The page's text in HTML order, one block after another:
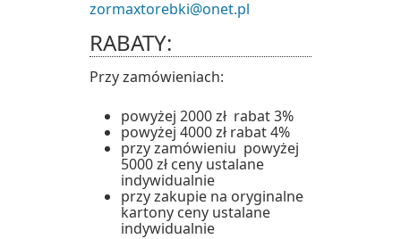
zormaxtorebki@onet.pl
RABATY:
Przy zamówieniach:
powyżej 2000 zł rabat 3%
powyżej 4000 zł rabat 4%
przy zamówieniu powyżej
5000 zł ceny ustalane
indywidualnie
przy zakupie na oryginalne
kartony ceny ustalane
indywidualnie